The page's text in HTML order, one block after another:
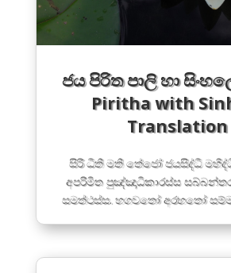
ජය පිරිත පාලි හා
Piritha with
Translation
සිරි ධිති මති තේජෝ ජයසිද්ධි
අපරිමිත පුඤ්ඤාධිකාරස්ස
සමත්ථස්ස. භගවතෝ අරහතෝ